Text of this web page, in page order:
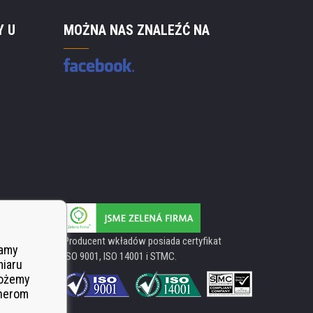
U
MOŻNA NAS ZNALEŹĆ NA
Producent wkładów posiada certyfikat
ISO 9001, ISO 14001 i STMC.